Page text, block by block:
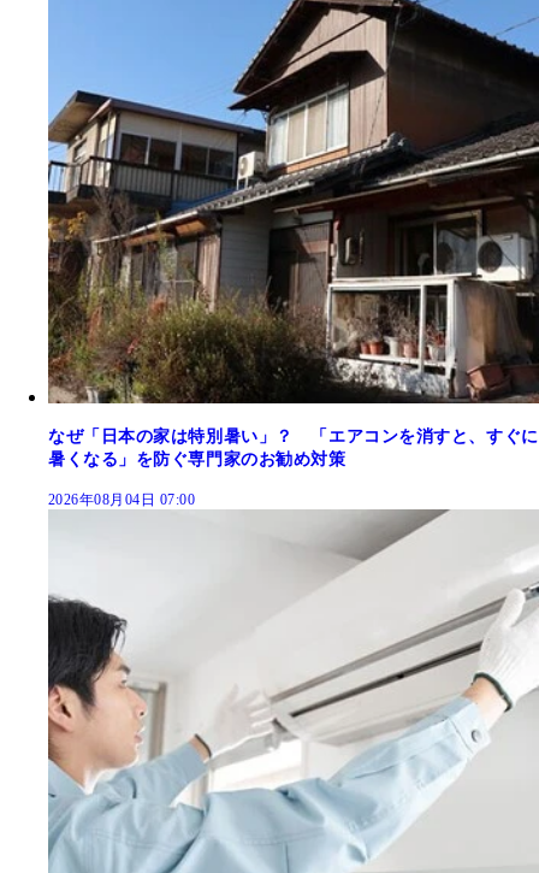
なぜ「日本の家は特別暑い」？ 「エアコンを消すと、すぐに
暑くなる」を防ぐ専門家のお勧め対策
2026年08月04日 07:00